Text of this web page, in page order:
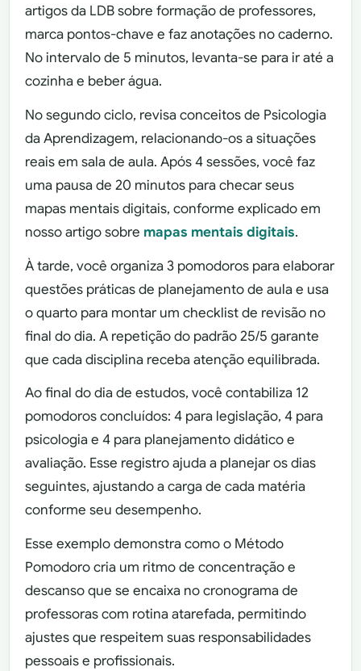
artigos da LDB sobre formação de professores,
marca pontos-chave e faz anotações no caderno.
No intervalo de 5 minutos, levanta-se para ir até a
cozinha e beber água.
No segundo ciclo, revisa conceitos de Psicologia
da Aprendizagem, relacionando-os a situações
reais em sala de aula. Após 4 sessões, você faz
uma pausa de 20 minutos para checar seus
mapas mentais digitais, conforme explicado em
nosso artigo sobre mapas mentais digitais.
À tarde, você organiza 3 pomodoros para elaborar
questões práticas de planejamento de aula e usa
o quarto para montar um checklist de revisão no
final do dia. A repetição do padrão 25/5 garante
que cada disciplina receba atenção equilibrada.
Ao final do dia de estudos, você contabiliza 12
pomodoros concluídos: 4 para legislação, 4 para
psicologia e 4 para planejamento didático e
avaliação. Esse registro ajuda a planejar os dias
seguintes, ajustando a carga de cada matéria
conforme seu desempenho.
Esse exemplo demonstra como o Método
Pomodoro cria um ritmo de concentração e
descanso que se encaixa no cronograma de
professoras com rotina atarefada, permitindo
ajustes que respeitem suas responsabilidades
pessoais e profissionais.